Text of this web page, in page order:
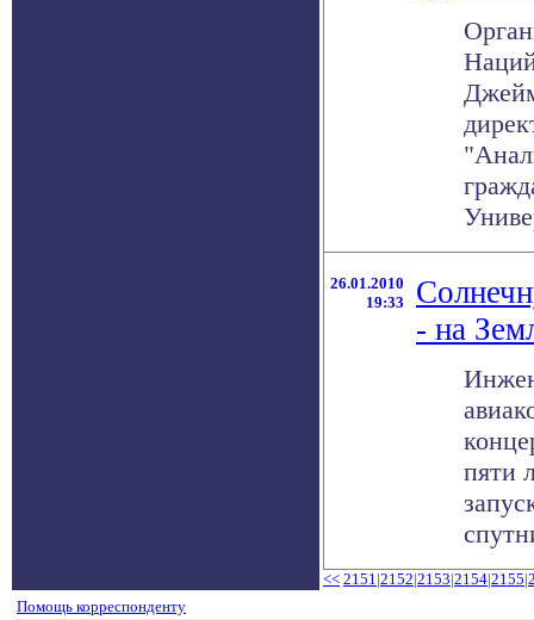
26.01.2010
19:33
- на
пяти
<< 2151|2152|2153|2154|2155|
Помощь корреспонденту